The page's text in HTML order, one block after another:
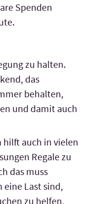
Spenden
zu halten.
das
behalten,
und damit auch
hilft auch in vielen
Regale zu
das muss
Last sind,
zu helfen,